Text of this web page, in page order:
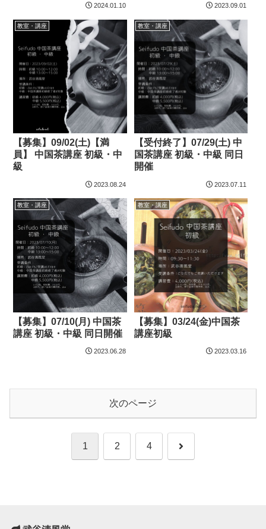
2024.01.10 2023.09.01
教室・講座
【募集】09/02(土)【満
員】 中国茶講座 初級・中
級
2023.08.24
教室・講座
【受付終了】07/29(土) 中
国茶講座 初級・中級 同日
開催
2023.07.11
教室・講座
【募集】07/10(月) 中国茶
講座 初級・中級 同日開催
2023.06.28
教室・講座
【募集】03/24(金)中国茶
講座初級
2023.03.16
次のページ
1 2 4 次